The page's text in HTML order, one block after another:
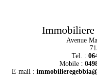
Immobiliere
Avenue
Tel. :
Mobile :
E-mail :